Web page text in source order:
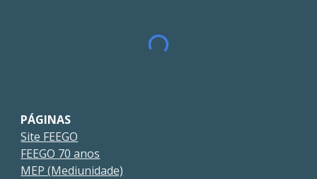
PÁGINAS
Site FEEGO
FEEGO 70 anos
MEP (Mediunidade)